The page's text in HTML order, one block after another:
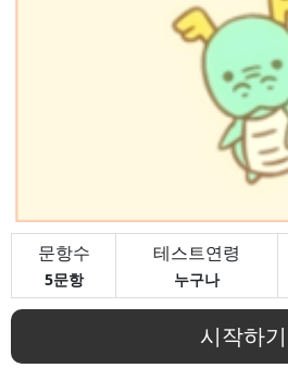
문항수
5문항
테스트연령
누구나
시작하기